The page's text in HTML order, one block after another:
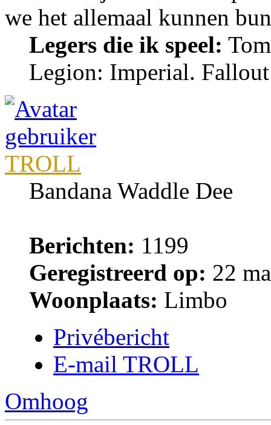
we het allemaal kunnen
Legers die ik speel:
Legion: Imperial.
TROLL
Bandana Waddle Dee
Berichten: 1199
Geregistreerd op: 22
Woonplaats: Limbo
Privébericht
E-mail TROLL
Omhoog